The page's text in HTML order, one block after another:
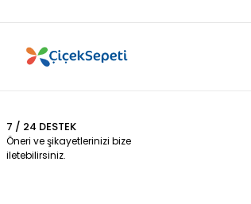
7 / 24 DESTEK
Öneri ve şikayetlerinizi bize
iletebilirsiniz.